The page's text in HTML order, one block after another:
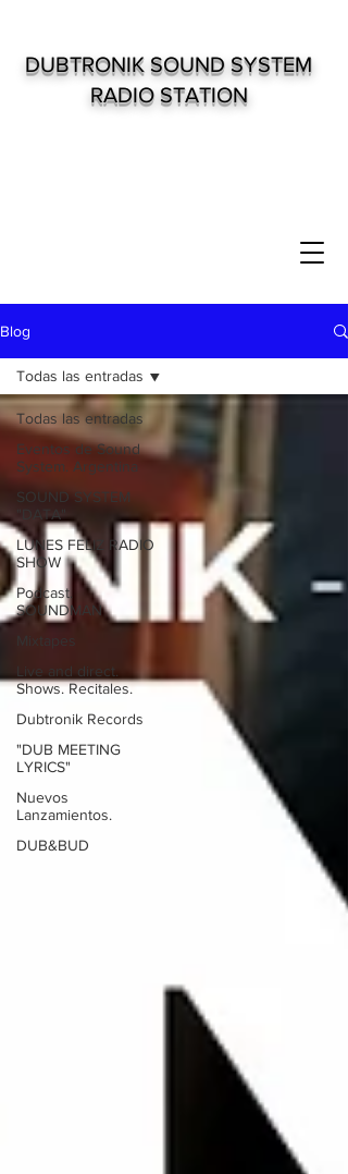
DUBTRONIK SOUND SYSTEM
RADIO STATION
Blog
Todas las entradas
Eventos de Sound
System. Argentina
SOUND SYSTEM
"DATA"
LUNES FELIZ RADIO
SHOW
Podcast.
SOUNDMAN
Live and direct.
Shows. Recitales.
Dubtronik Records
"DUB MEETING
LYRICS"
Nuevos
Lanzamientos.
DUB&BUD
Todas las entradas